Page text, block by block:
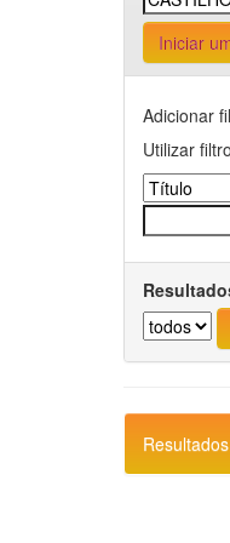
Iniciar
Adicionar
Utilizar